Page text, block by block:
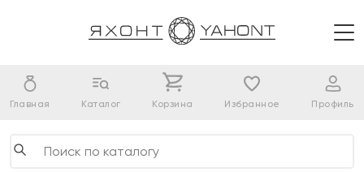
Главная Каталог Корзина Избранное Профиль